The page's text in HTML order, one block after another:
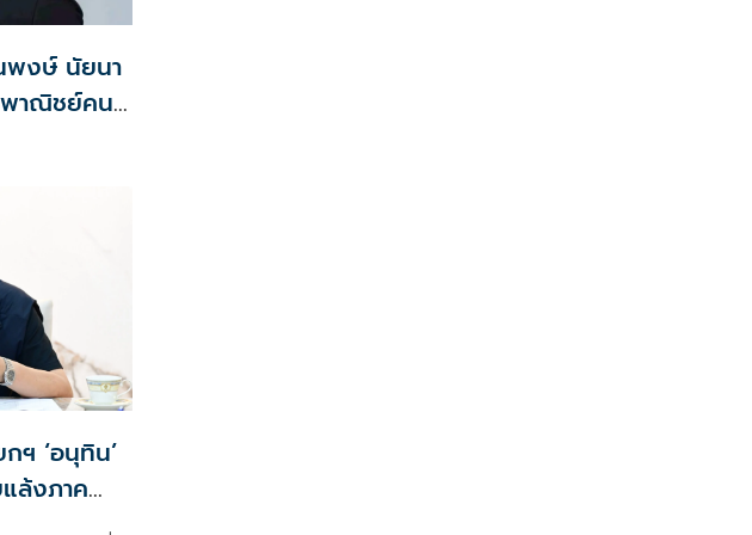
พงษ์ นัยนา
พาณิชย์คน
ฯ ‘อนุทิน’
ล้งภาค
มพร้อม